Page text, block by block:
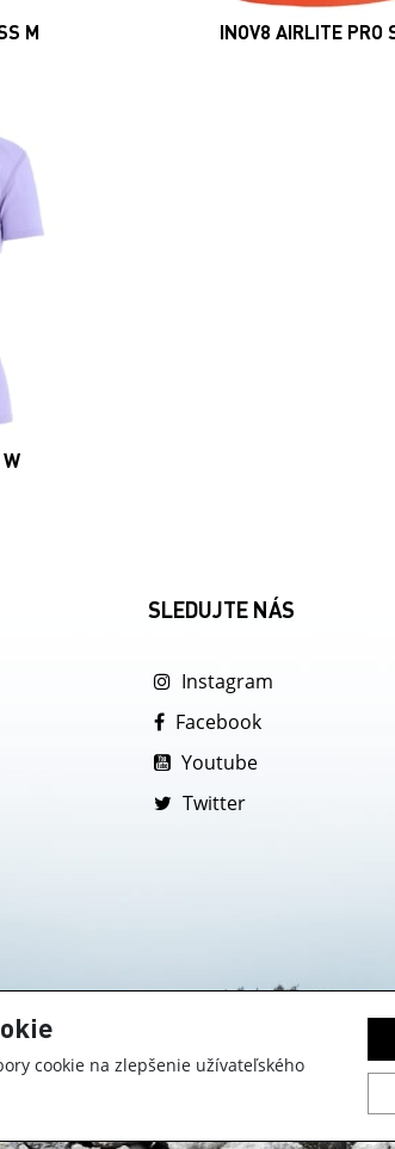
cookie na zlepšenie užívateľského
M INOV8 AIRLITE PRO
SLEDUJTE NÁS
Instagram
Facebook
Youtube
Twitter